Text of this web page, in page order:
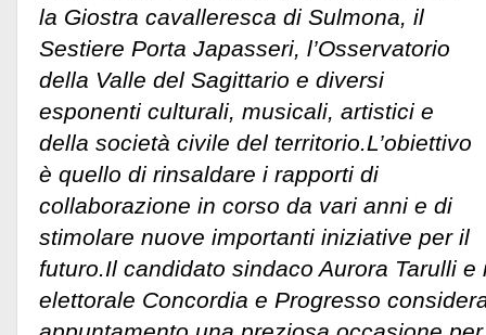
la Giostra cavalleresca di Sulmona, il
Sestiere Porta Japasseri, l’Osservatorio
della Valle del Sagittario e diversi
esponenti culturali, musicali, artistici e
della società civile del territorio.L’obiettivo
è quello di rinsaldare i rapporti di
collaborazione in corso da vari anni e di
stimolare nuove importanti iniziative per il
futuro.Il candidato sindaco Aurora Tarulli
elettorale Concordia e Progresso